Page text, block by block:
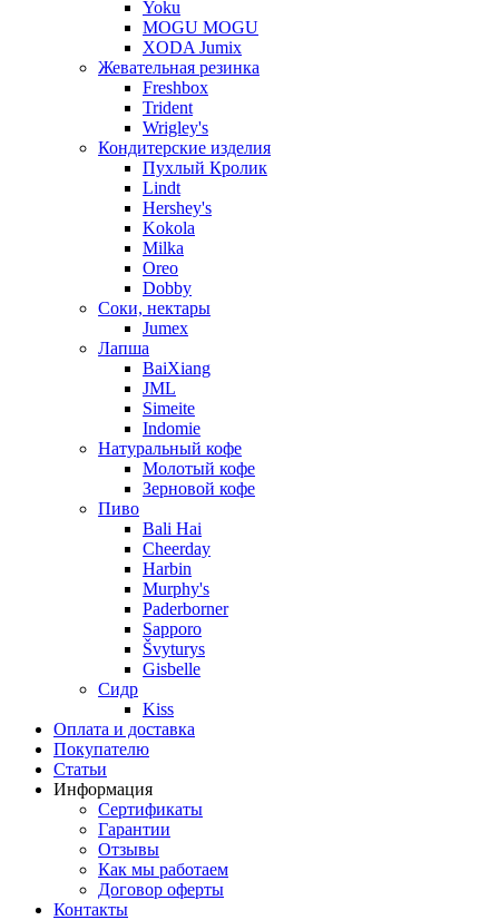
Yoku
MOGU MOGU
XODA Jumix
Жевательная резинка
Freshbox
Trident
Wrigley's
Кондитерские изделия
Пухлый Кролик
Lindt
Hershey's
Kokola
Milka
Oreo
Dobby
Соки, нектары
Jumex
Лапша
BaiXiang
JML
Simeite
Indomie
Натуральный кофе
Молотый кофе
Зерновой кофе
Пиво
Bali Hai
Cheerday
Harbin
Murphy's
Paderborner
Sapporo
Švyturys
Gisbelle
Сидр
Kiss
Оплата и доставка
Покупателю
Статьи
Информация
Сертификаты
Гарантии
Отзывы
Как мы работаем
Договор оферты
Контакты